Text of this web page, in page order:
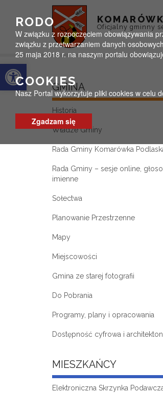
Otwórz pasek narzędzi
Oficjalny gminny
GMINA
Historia
Władze Gminy
Rada Gminy Komarówka
Rada Gminy – sesje online,
imienne
Sołectwa
Planowanie Przestrzenne
Mapy
Miejscowości
Gmina ze starej fotografii
Do Pobrania
Programy, plany i opracowania
Dostępność cyfrowa i
MIESZKAŃCY
Elektroniczna Skrzynka
RODO
W związku z rozpoczęciem obowiązywania
związku z przetwarzaniem danych
25 maja 2018 r. na naszym portalu
COOKIES
Nasz Portal wykorzytuje pliki cookies w celu
Zgadzam się